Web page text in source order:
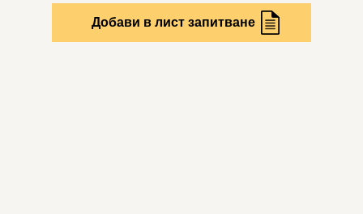
Добави в лист запитване